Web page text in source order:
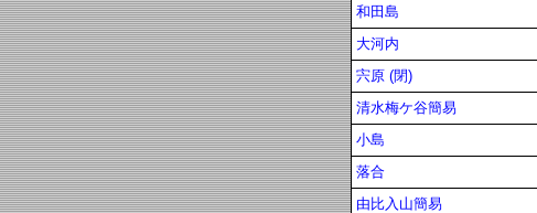
和田島
大河内
宍原 (閉)
清水梅ケ谷簡易
小島
落合
由比入山簡易